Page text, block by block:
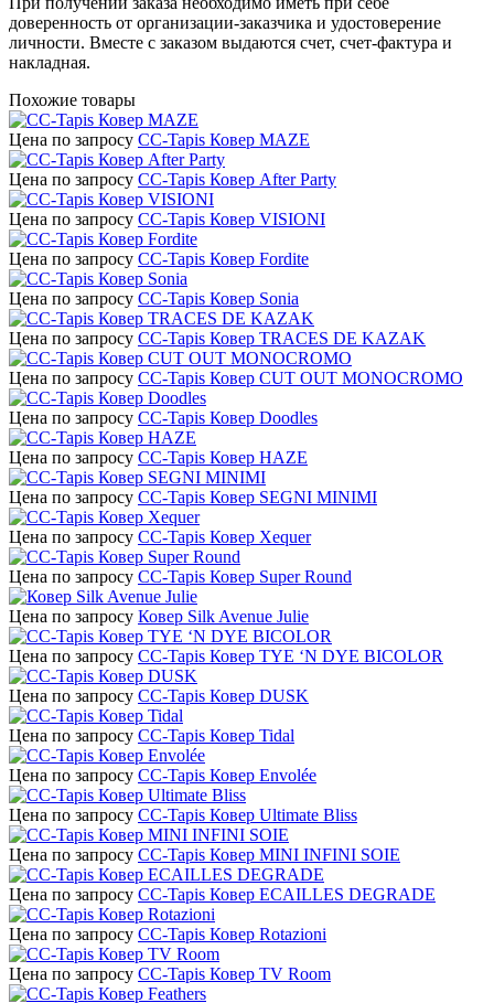
доверенность от организации-заказчика и удостоверение
личности. Вместе с заказом выдаются счет, счет-фактура и
накладная.
Похожие товары
Цена по запросу СС-Tapis Ковер MAZE
Цена по запросу CC-Tapis Ковер After Party
Цена по запросу CC-Tapis Ковер VISIONI
Цена по запросу CC-Tapis Ковер Fordite
Цена по запросу CC-Tapis Ковер Sonia
Цена по запросу CC-Tapis Ковер TRACES DE KAZAK
Цена по запросу CC-Tapis Ковер CUT OUT MONOCROMO
Цена по запросу CC-Tapis Ковер Doodles
Цена по запросу CC-Tapis Ковер HAZE
Цена по запросу CC-Tapis Ковер SEGNI MINIMI
Цена по запросу CC-Tapis Ковер Xequer
Цена по запросу CC-Tapis Ковер Super Round
Цена по запросу Ковер Silk Avenue Julie
Цена по запросу CC-Tapis Ковер TYE ‘N DYE BICOLOR
Цена по запросу CC-Tapis Ковер DUSK
Цена по запросу CC-Tapis Ковер Tidal
Цена по запросу CC-Tapis Ковер Envolée
Цена по запросу CC-Tapis Ковер Ultimate Bliss
Цена по запросу СС-Tapis Ковер MINI INFINI SOIE
Цена по запросу CC-Tapis Ковер ECAILLES DEGRADE
Цена по запросу CC-Tapis Ковер Rotazioni
Цена по запросу CC-Tapis Ковер TV Room